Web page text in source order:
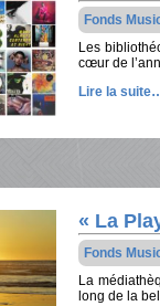
Fonds
Les
cœur de
Lire la
« La
Fonds
La
long de la